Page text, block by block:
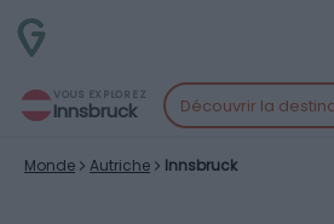
VOUS EXPLOREZ
Innsbruck Découvrir la
Monde Autriche Innsbruck